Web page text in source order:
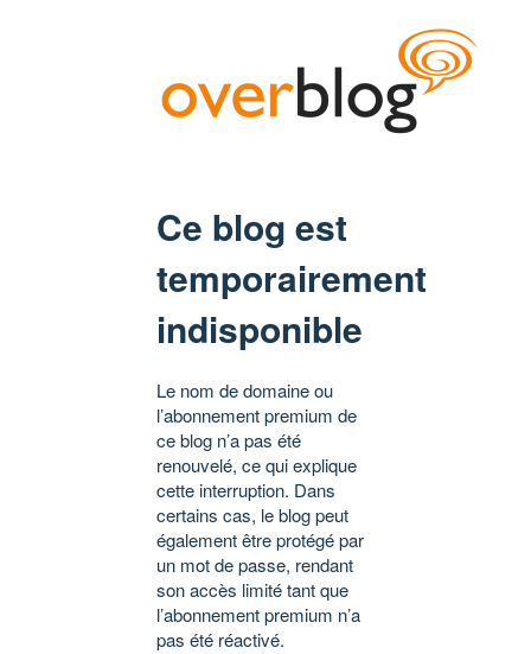
Ce blog est
temporairement
indisponible
Le nom de domaine ou
l’abonnement premium de
ce blog n’a pas été
renouvelé, ce qui explique
cette interruption. Dans
certains cas, le blog peut
également être protégé par
un mot de passe, rendant
son accès limité tant que
l’abonnement premium n’a
pas été réactivé.